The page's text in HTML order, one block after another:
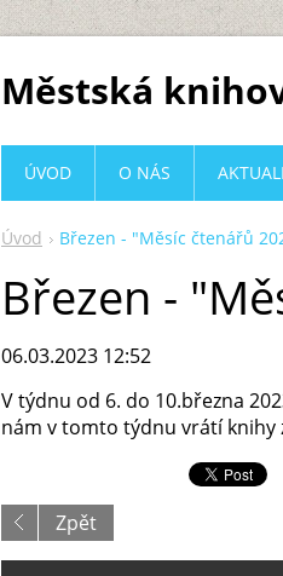
Městská
Úvod Březen - "Měsíc čtenářů
Březen -
06.03.2023 12:52
V týdnu od 6. do 10.března
nám v tomto týdnu vrátí knihy
Zpět
ÚVOD O NÁS